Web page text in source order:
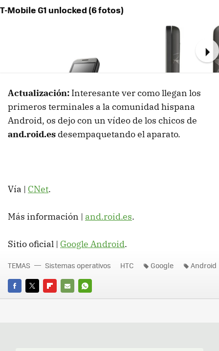
T-Mobile G1 unlocked (6 fotos)
Actualización: Interesante ver como llegan los
primeros terminales a la comunidad hispana
Android, os dejo con un vídeo de los chicos de
and.roid.es desempaquetando el aparato.
Vía | CNet.
Más información | and.roid.es.
Sitio oficial | Google Android.
FACEBOOK
TWITTERFLIPBOARD
E-
WHATSAPP
TEMAS Sistemas operativos HTC Google Android